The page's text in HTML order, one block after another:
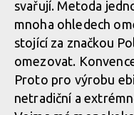
To je ona vidlička jdoucí
To je ona vidlička jdoucí k
Pole Voima - vyrobena na
Pole Voima - vyrobena na
svařují. Metoda
mnoha ohledech
stojící za značkou
omezovat.
Proto pro výrobu
netradiční a